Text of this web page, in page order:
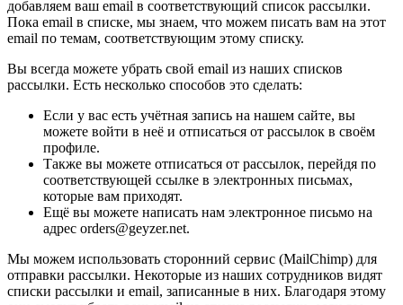
добавляем ваш email в соответствующий список рассылки.
Пока email в списке, мы знаем, что можем писать вам на этот
email по темам, соответствующим этому списку.
Вы всегда можете убрать свой email из наших списков
рассылки. Есть несколько способов это сделать:
Если у вас есть учётная запись на нашем сайте, вы
можете войти в неё и отписаться от рассылок в своём
профиле.
Также вы можете отписаться от рассылок, перейдя по
соответствующей ссылке в электронных письмах,
которые вам приходят.
Ещё вы можете написать нам электронное письмо на
адрес orders@geyzer.net.
Мы можем использовать сторонний сервис (MailChimp) для
отправки рассылки. Некоторые из наших сотрудников видят
списки рассылки и email, записанные в них. Благодаря этому